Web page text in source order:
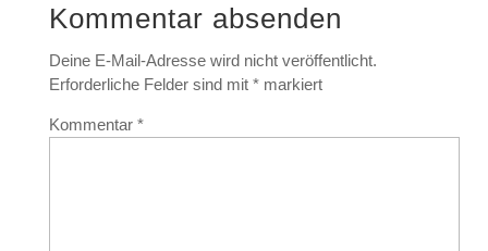
Kommentar absenden
Deine E-Mail-Adresse wird nicht veröffentlicht.
Erforderliche Felder sind mit *markiert
Kommentar *